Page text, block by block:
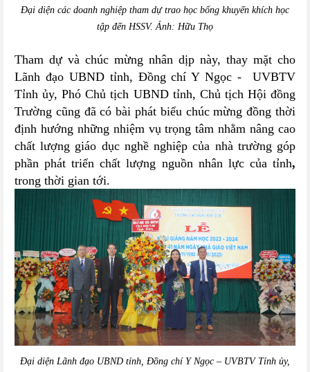
Đại diện các doanh nghiệp tham dự trao học bổng khuyến khích học
tập đến HSSV. Ảnh: Hữu Thọ
Tham dự và chúc mừng nhân dịp này, thay mặt cho
Lãnh đạo UBND tỉnh, Đồng chí Y Ngọc - UVBTV
Tỉnh ủy, Phó Chủ tịch UBND tỉnh, Chủ tịch Hội đồng
Trường cũng đã có bài phát biểu chúc mừng đồng thời
định hướng những nhiệm vụ trọng tâm nhằmnâng cao
chất lượng giáo dục nghề nghiệp của nhà trường góp
phần phát triển chất lượng nguồn nhân lực của tỉnh,
trong thời gian tới.
Đại diện Lãnh đạo UBND tỉnh, Đồng chí Y Ngọc – UVBTV Tỉnh ủy,